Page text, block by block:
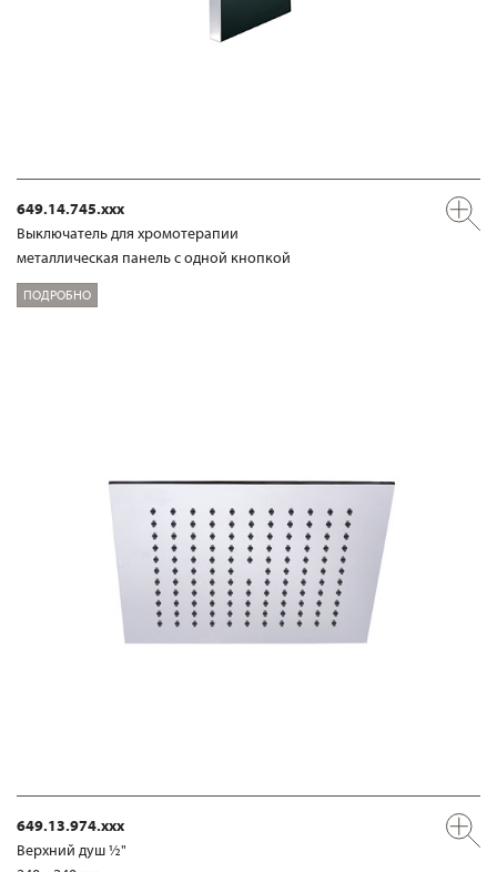
649.14.745.xxx
Выключатель для хромотерапии
металлическая панель с одной кнопкой
ПОДРОБНО
649.13.974.xxx
Верхний душ ½"